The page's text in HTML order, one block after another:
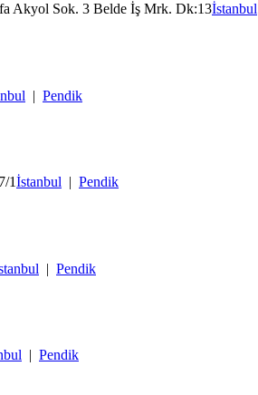
Akyol Sok. 3 Belde İş Mrk. Dk:13İstanbul
| Pendik
1İstanbul | Pendik
| Pendik
| Pendik